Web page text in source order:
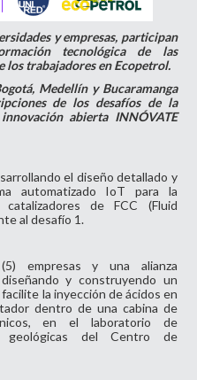
y empresas, participan
tecnológica de las
los trabajadores en Ecopetrol.
Medellín y Bucaramanga
de los desafíos de la
abierta INNÓVATE
el diseño detallado y
automatizado IoT para la
de FCC (Fluid
al desafío 1.
empresas y una alianza
y construyendo un
la inyección de ácidos en
dentro de una cabina de
en el laboratorio de
geológicas del Centro de